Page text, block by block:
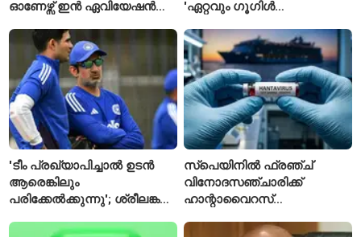
ഓണേഴ്സ് ഇൻ ഏവിയേഷൻ
ഈമാസം 12 വരെ
'ഏറ്റവും ഗൂഗിൾ
വിശേഷിപ്പിക്കപ്പെട്ട
ഗവേഷകൻ രാജിവെച്ചു
'ടീം പ്രഖ്യാപിച്ചാൽ ഉടൻ
ആരെങ്കിലും
പരിക്കേൽക്കുന്നു'; ശ്രീലങ്കൻ
ടീമിനെ കുറിച്ച് മുൻതാരം
സ്പെയിനിൽ ഫ്രഞ്ച്
വിനോദസഞ്ചാരിക്ക്
ഹാന്റാവൈറസ്
ഐസൊലേഷനിൽ